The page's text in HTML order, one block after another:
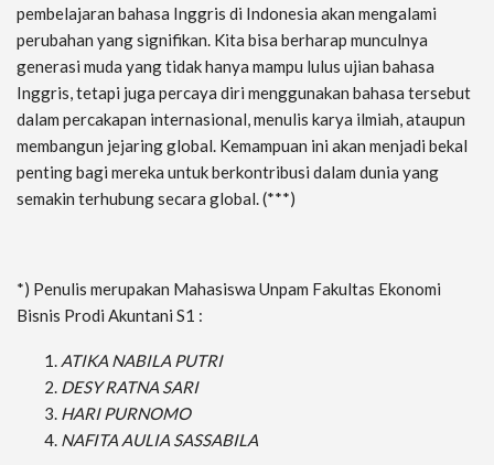
pembelajaran bahasa Inggris di Indonesia akan mengalami
perubahan yang signifikan. Kita bisa berharap munculnya
generasi muda yang tidak hanya mampu lulus ujian bahasa
Inggris, tetapi juga percaya diri menggunakan bahasa tersebut
dalam percakapan internasional, menulis karya ilmiah, ataupun
membangun jejaring global. Kemampuan ini akan menjadi bekal
penting bagi mereka untuk berkontribusi dalam dunia yang
semakin terhubung secara global. (***)
*) Penulis merupakan Mahasiswa Unpam Fakultas Ekonomi
Bisnis Prodi Akuntani S1 :
ATIKA NABILA PUTRI
DESY RATNA SARI
HARI PURNOMO
NAFITA AULIA SASSABILA